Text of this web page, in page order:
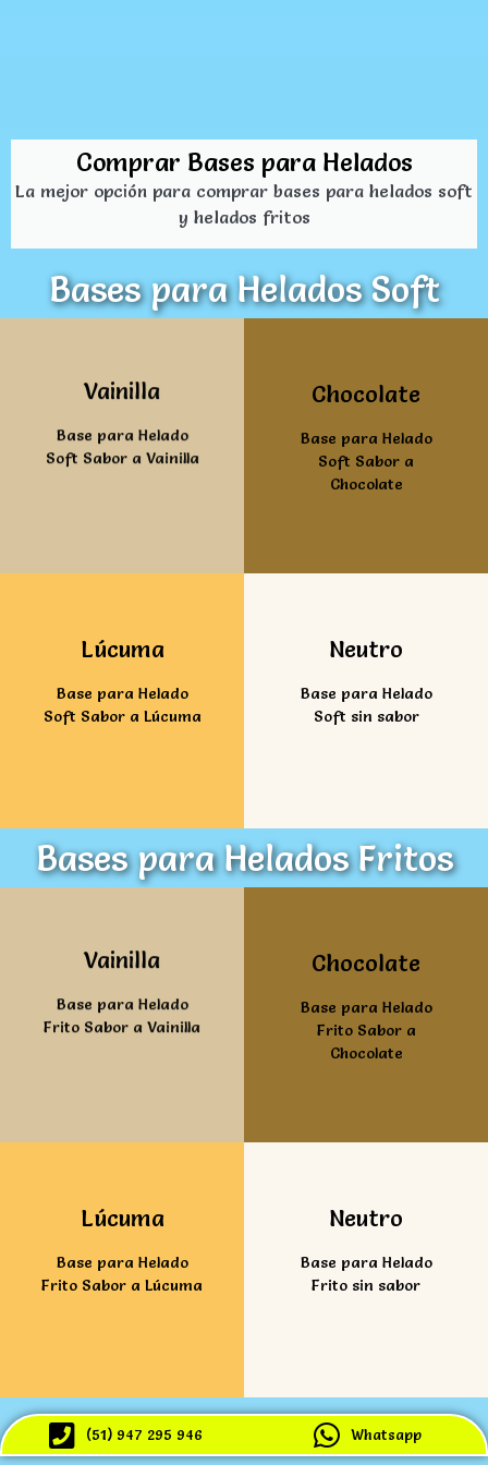
Comprar Bases para Helados
La mejor opción para comprar bases para helados soft
y helados fritos
Bases para Helados Soft
Vainilla
Base para Helado
Soft Sabor a Vainilla
Ver mas Chocolate
Base para Helado
Soft Sabor a
Chocolate
Lúcuma
Base para Helado
Soft Sabor a Lúcuma
Neutro
Base para Helado
Soft sin sabor
Bases para Helados Fritos
Vainilla
Base para Helado
Frito Sabor a Vainilla
Ver mas Chocolate
Base para Helado
Frito Sabor a
Chocolate
Lúcuma
Base para Helado
Frito Sabor a Lúcuma
Neutro
Base para Helado
Frito sin sabor
(51) 947 295 946 Whatsapp